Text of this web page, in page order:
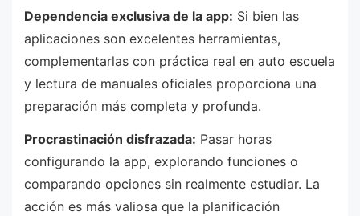
Dependencia exclusiva de la app: Si bien las
aplicaciones son excelentes herramientas,
complementarlas con práctica real en auto escuela
y lectura de manuales oficiales proporciona una
preparación más completa y profunda.
Procrastinación disfrazada: Pasar horas
configurando la app, explorando funciones o
comparando opciones sin realmente estudiar. La
acción es más valiosa que la planificación